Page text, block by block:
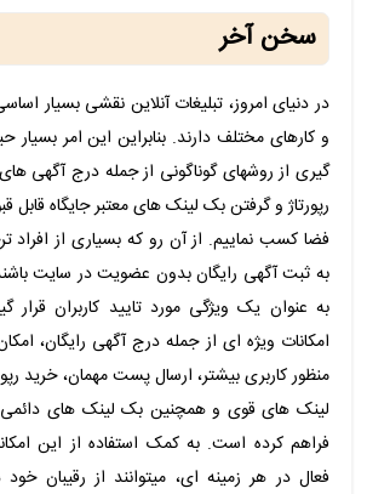
سخن آخر
در دنیای امروز، تبلیغات آنلاین نقشی بسیار
و کارهای مختلف دارند. بنابراین این امر بسیار
گیری از روشهای گوناگونی از جمله درج آگهی
رپورتاژ و گرفتن بک لینک های معتبر جایگاه قابل
فضا کسب نماییم. از آن رو که بسیاری از افراد
به ثبت آگهی رایگان بدون عضویت در سایت
به عنوان یک ویژگی مورد تایید کاربران قرار
امکانات ویژه ای از جمله درج آگهی رایگان،
منظور کاربری بیشتر، ارسال پست مهمان، خرید
لینک های قوی و همچنین بک لینک های دائمی
فراهم کرده است. به کمک استفاده از این
فعال در هر زمینه ای، میتوانند از رقیبان